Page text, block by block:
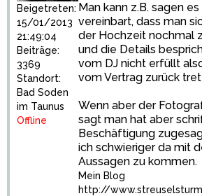
Beigetreten:
15/01/2013
21:49:04
Beiträge:
3369
Standort:
Bad Soden
im Taunus
Offline
Man kann z.B. sagen
vereinbart, dass man
der Hochzeit nochmal
und die Details
vom DJ nicht erfüllt
vom Vertrag zurück
Wenn aber der
sagt man hat aber
Beschäftigung
ich schwieriger da mit
Aussagen zu kommen.
Mein Blog
http://